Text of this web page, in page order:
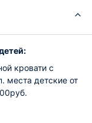
кровати с
места детские от